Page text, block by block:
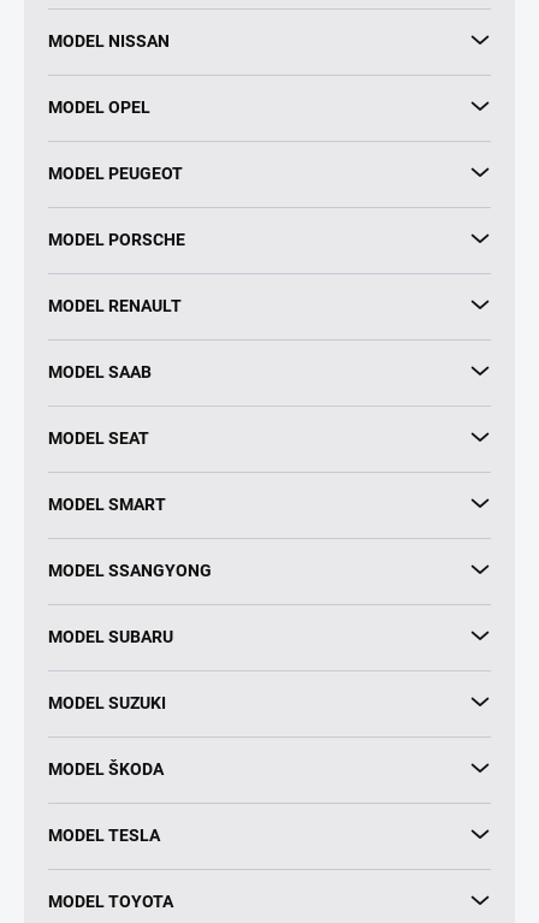
MODEL NISSAN
MODEL OPEL
MODEL PEUGEOT
MODEL PORSCHE
MODEL RENAULT
MODEL SAAB
MODEL SEAT
MODEL SMART
MODEL SSANGYONG
MODEL SUBARU
MODEL SUZUKI
MODEL ŠKODA
MODEL TESLA
MODEL TOYOTA